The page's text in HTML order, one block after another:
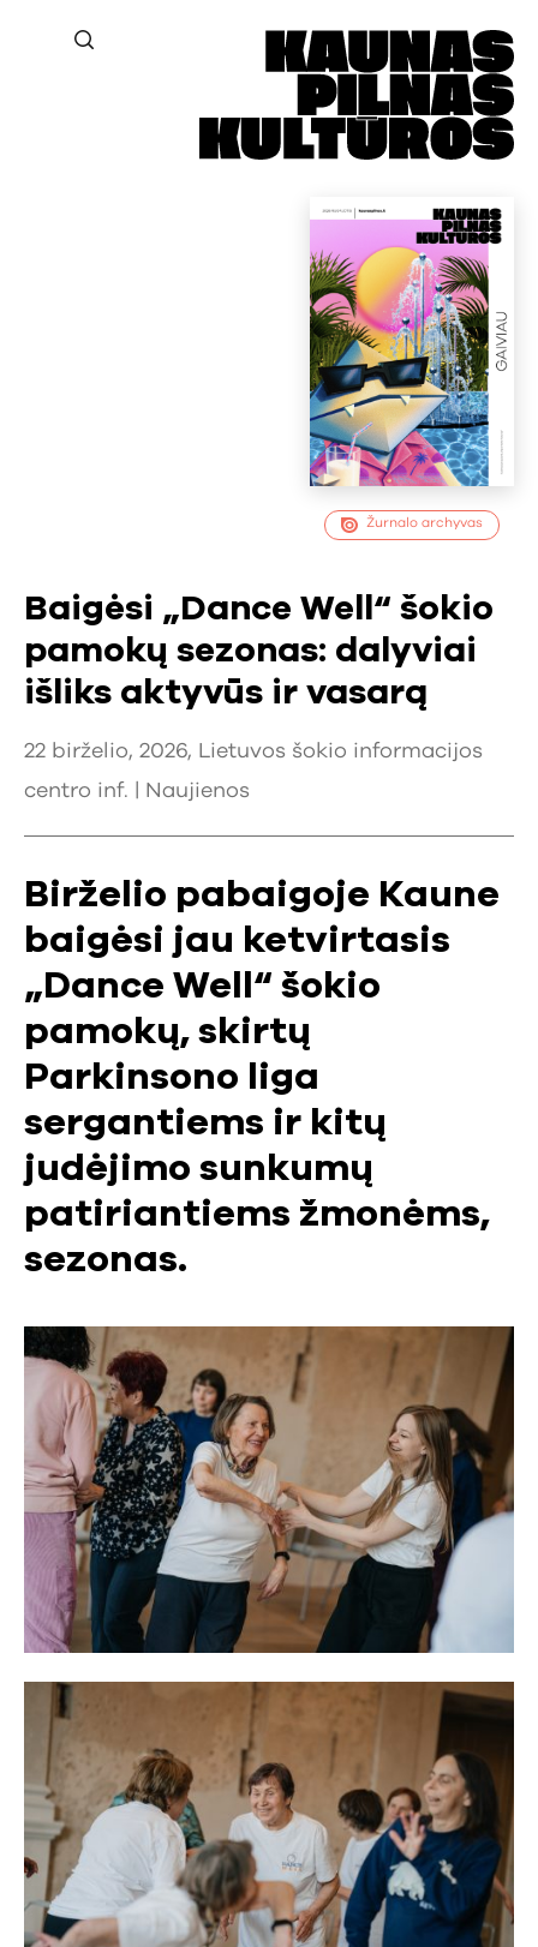
Žurnalo archyvas
Baigėsi „Dance Well“ šokio
pamokų sezonas: dalyviai
išliks aktyvūs ir vasarą
22 birželio, 2026, Lietuvos šokio informacijos
centro inf. |
Naujienos
Birželio pabaigoje Kaune
baigėsi jau ketvirtasis
„Dance Well“ šokio
pamokų, skirtų
Parkinsono liga
sergantiems ir kitų
judėjimo sunkumų
patiriantiems žmonėms,
sezonas.